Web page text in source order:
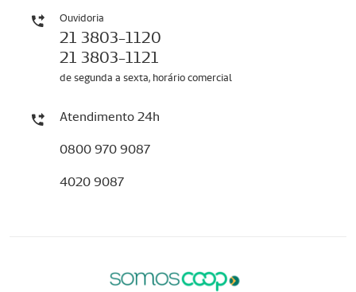
Ouvidoria
21 3803-1120
21 3803-1121
de segunda a sexta, horário comercial
Atendimento 24h
0800 970 9087
4020 9087